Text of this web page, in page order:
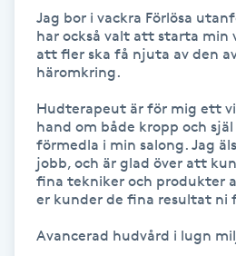
IPL hårborttagning
IR-massage
Japansk massage
Jag bor i vackra Förlösa
har också valt att starta min
att fler ska få njuta av den
häromkring.
Hudterapeut är för mig ett
hand om både kropp och
förmedla i min salong. Jag
jobb, och är glad över att
fina tekniker och produkter
er kunder de fina resultat ni
Avancerad hudvård i lugn